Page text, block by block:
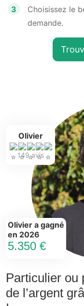
3
Choisissez le
demande.
Particulier ou
de l’argent
Olivier
149 avis
Olivier a gagné
en 2026
5.350 €